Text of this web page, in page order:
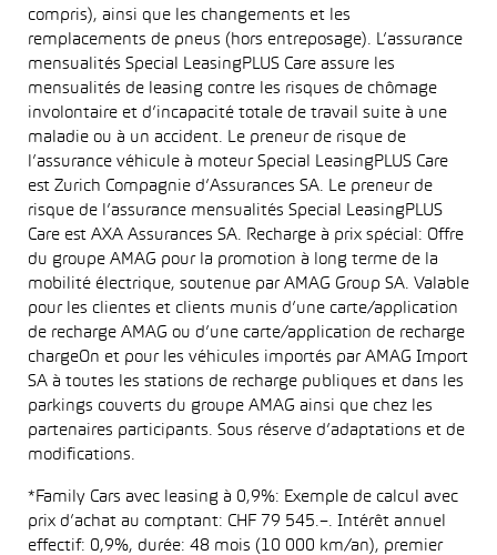
compris), ainsi que les changements et les
remplacements de pneus (hors entreposage). L’assurance
mensualités Special LeasingPLUS Care assure les
mensualités de leasing contre les risques de chômage
involontaire et d’incapacité totale de travail suite à une
maladie ou à un accident. Le preneur de risque de
l’assurance véhicule à moteur Special LeasingPLUS Care
est Zurich Compagnie d’Assurances SA. Le preneur de
risque de l’assurance mensualités Special LeasingPLUS
Care est AXA Assurances SA. Recharge à prix spécial: Offre
du groupe AMAG pour la promotion à long terme de la
mobilité électrique, soutenue par AMAG Group SA. Valable
pour les clientes et clients munis d’une carte/application
de recharge AMAG ou d’une carte/application de recharge
chargeOn et pour les véhicules importés par AMAG Import
SA à toutes les stations de recharge publiques et dans les
parkings couverts du groupe AMAG ainsi que chez les
partenaires participants. Sous réserve d’adaptations et de
modifications.
*Family Cars avec leasing à 0,9%: Exemple de calcul avec
prix d’achat au comptant: CHF 79 545.–. Intérêt annuel
effectif: 0,9%, durée: 48 mois (10 000 km/an), premier